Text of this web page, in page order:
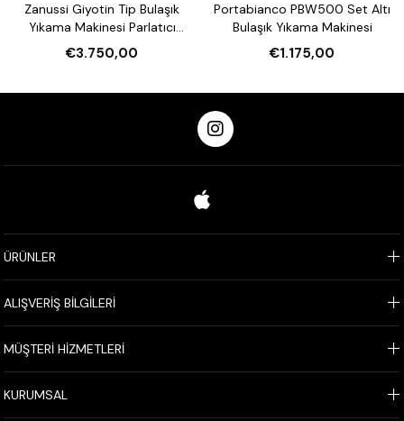
Zanussi Giyotin Tip Bulaşık
Yıkama Makinesi Parlatıcı
Pompalı
€3.750,00
Portabianco PBW500 Set Altı
Bulaşık Yıkama Makinesi
€1.175,00
ÜRÜNLER
ALIŞVERİŞ BİLGİLERİ
MÜŞTERİ HİZMETLERİ
KURUMSAL